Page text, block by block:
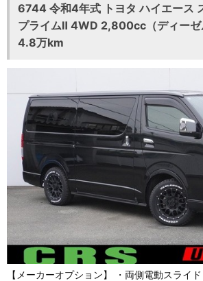
6744 令和4年式 トヨタ ハイエース
プライムⅡ 4WD 2,800cc（ディー
4.8万km
【メーカーオプション】 ・両側電動スライ